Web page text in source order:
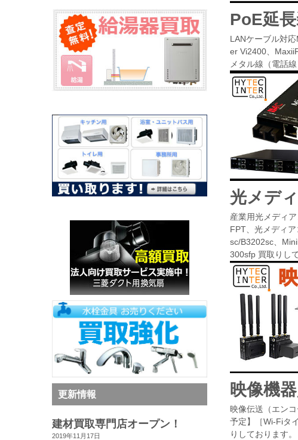
PoE延
LANケーブル対
er Vi2400、
メタル線（電話
光メデ
産業用光メディ
FPT、光メディ
sc/B3202sc、
300sfp 買取りし
映像機
映像伝送（エン
予定】［Wi-Fiタ
りしております。
更新情報
建材買取専門店オープン！
2019年11月17日